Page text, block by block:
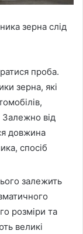
зерна слід
проба.
зерна, які
Залежно від
довжина
спосіб
залежить
розміри та
великі